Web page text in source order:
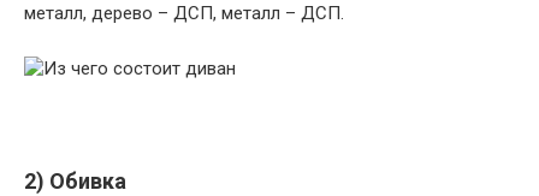
металл, дерево – ДСП, металл – ДСП.
2) Обивка